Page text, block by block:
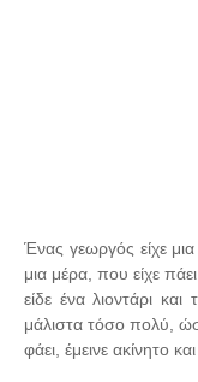
Ένας γεωργός είχε
μια μέρα, που είχε
είδε ένα λιοντάρι
μάλιστα τόσο πολύ,
φάει, έμεινε ακίνητο